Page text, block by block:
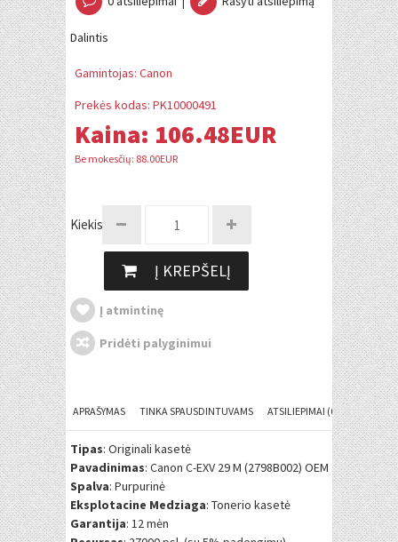
Dalintis
Gamintojas: Canon
Prekės kodas: PK10000491
Kaina: 106.48EUR
Be mokesčių: 88.00EUR
Kiekis:
Į KREPŠELĮ
Į atmintinę
Pridėti palyginimui
APRAŠYMAS TINKA SPAUSDINTUVAMS ATSILIEPIMAI (0)
Tipas: Originali kasetė
Pavadinimas: Canon C-EXV 29 M (2798B002) OEM
Spalva: Purpurinė
Eksplotacine Medziaga: Tonerio kasetė
Garantija: 12 mėn